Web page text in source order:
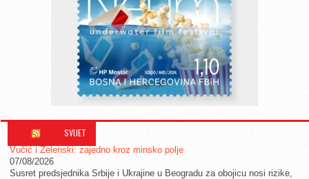
SVIJET
Vučić i Zelenski: zajedno kroz minsko polje
07/08/2026
Susret predsjednika Srbije i Ukrajine u Beogradu za obojicu nosi rizike,